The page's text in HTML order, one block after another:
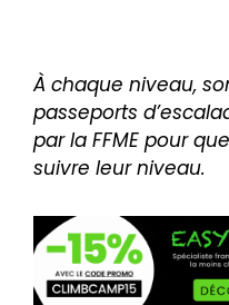
À chaque niveau,
passeports
par la FFME pour
suivre leur niveau.